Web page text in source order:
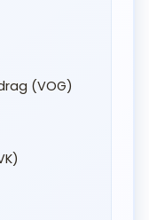
(VOG)